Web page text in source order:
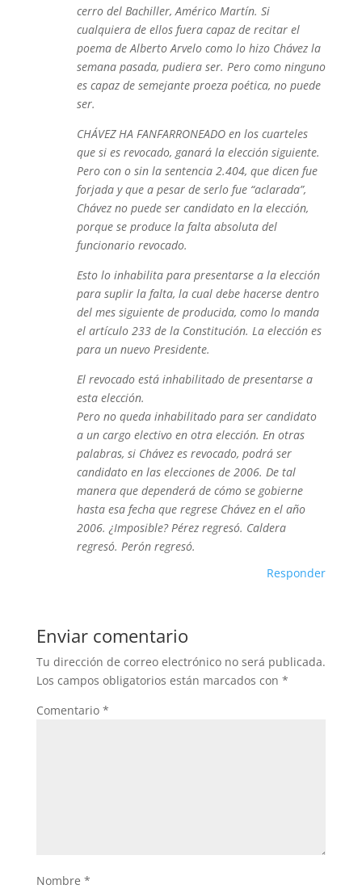
cerro del Bachiller, Américo Martín. Si
cualquiera de ellos fuera capaz de recitar el
poema de Alberto Arvelo como lo hizo Chávez la
semana pasada, pudiera ser. Pero como ninguno
es capaz de semejante proeza poética, no puede
ser.
CHÁVEZ HA FANFARRONEADO en los cuarteles
que si es revocado, ganará la elección siguiente.
Pero con o sin la sentencia 2.404, que dicen fue
forjada y que a pesar de serlo fue “aclarada”,
Chávez no puede ser candidato en la elección,
porque se produce la falta absoluta del
funcionario revocado.
Esto lo inhabilita para presentarse a la elección
para suplir la falta, la cual debe hacerse dentro
del mes siguiente de producida, como lo manda
el artículo 233 de la Constitución. La elección es
para un nuevo Presidente.
El revocado está inhabilitado de presentarse a
esta elección.
Pero no queda inhabilitado para ser candidato
a un cargo electivo en otra elección. En otras
palabras, si Chávez es revocado, podrá ser
candidato en las elecciones de 2006. De tal
manera que dependerá de cómo se gobierne
hasta esa fecha que regrese Chávez en el año
2006. ¿Imposible? Pérez regresó. Caldera
regresó. Perón regresó.
Responder
Enviar comentario
Tu dirección de correo electrónico no será publicada.
Los campos obligatorios están marcados con *
Comentario *
Nombre *